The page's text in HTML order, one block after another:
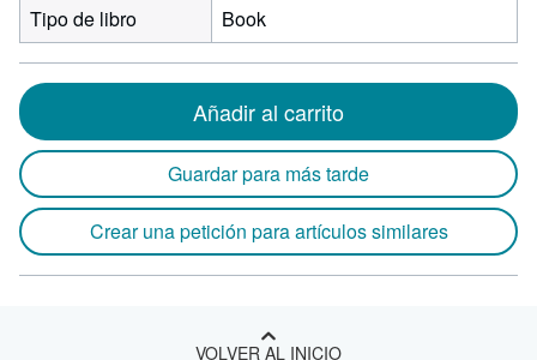
Tipo de libro Book
Añadir al carrito
Guardar para más tarde
Crear una petición para artículos similares
VOLVER AL INICIO